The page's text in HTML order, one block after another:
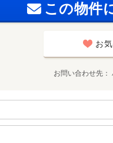
この物件
お
お問い合わせ先